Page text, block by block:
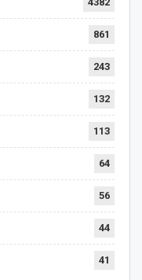
861
243
132
113
64
56
44
41